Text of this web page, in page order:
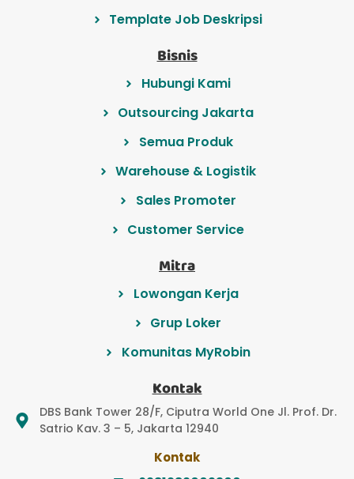
Template Job Deskripsi
Bisnis
Hubungi Kami
Outsourcing Jakarta
Semua Produk
Warehouse & Logistik
Sales Promoter
Customer Service
Mitra
Lowongan Kerja
Grup Loker
Komunitas MyRobin
Kontak
DBS Bank Tower 28/F, Ciputra World One Jl. Prof. Dr.
Satrio Kav. 3 – 5, Jakarta 12940
Kontak